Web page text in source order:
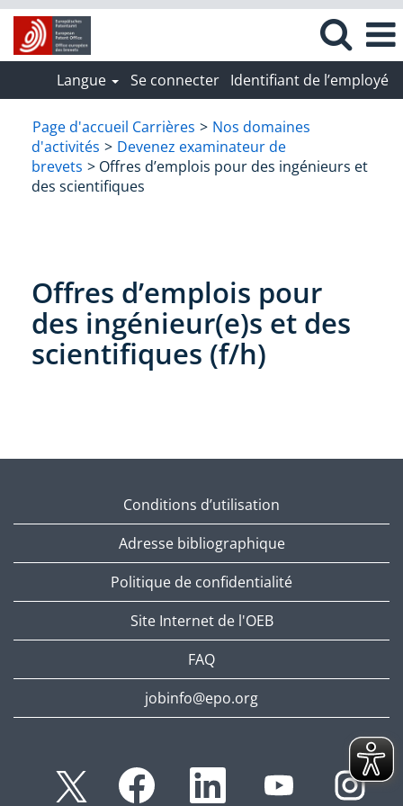
Langue Se connecter Identifiant de l’employé
d'examinateurs
Page d'accueil Carrières > Nos domaines
d'activités > Devenez examinateur de
brevets > Offres d’emplois pour des ingénieurs et
des scientifiques
Offres d’emplois pour
des ingénieur(e)s et des
scientifiques (f/h)
Conditions d’utilisation
Adresse bibliographique
Politique de confidentialité
Site Internet de l'OEB
FAQ
jobinfo@epo.org
S S
o
S
o o o